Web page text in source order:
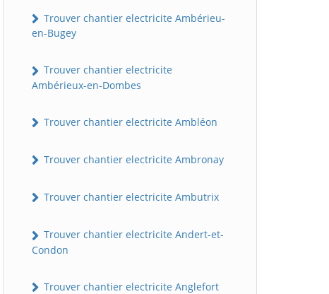
Trouver chantier electricite Ambérieu-
en-Bugey
Trouver chantier electricite
Ambérieux-en-Dombes
Trouver chantier electricite Ambléon
Trouver chantier electricite Ambronay
Trouver chantier electricite Ambutrix
Trouver chantier electricite Andert-et-
Condon
Trouver chantier electricite Anglefort